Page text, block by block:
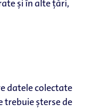
și în alte țări,
datele colectate
trebuie șterse de